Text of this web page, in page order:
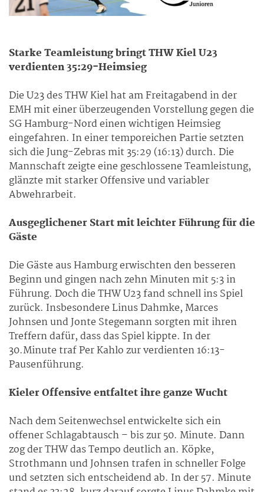
Starke Teamleistung bringt THW Kiel U23
verdienten 35:29-Heimsieg
Die U23 des THW Kiel hat am Freitagabend in der
EMH mit einer überzeugenden Vorstellung gegen die
SG Hamburg-Nord einen wichtigen Heimsieg
eingefahren. In einer temporeichen Partie setzten
sich die Jung-Zebras mit 35:29 (16:13) durch. Die
Mannschaft zeigte eine geschlossene Teamleistung,
glänzte mit starker Offensive und variabler
Abwehrarbeit.
Ausgeglichener Start mit leichter Führung für die
Gäste
Die Gäste aus Hamburg erwischten den besseren
Beginn und gingen nach zehn Minuten mit 5:3 in
Führung. Doch die THW U23 fand schnell ins Spiel
zurück. Insbesondere Linus Dahmke, Marces
Johnsen und Jonte Stegemann sorgten mit ihren
Treffern dafür, dass das Spiel kippte. In der
30.Minute traf Per Kahlo zur verdienten 16:13-
Pausenführung.
Kieler Offensive entfaltet ihre ganze Wucht
Nach dem Seitenwechsel entwickelte sich ein
offener Schlagabtausch – bis zur 50. Minute. Dann
zog der THW das Tempo deutlich an. Köpke,
Strothmann und Johnsen trafen in schneller Folge
und setzten sich entscheidend ab. In der 57. Minute